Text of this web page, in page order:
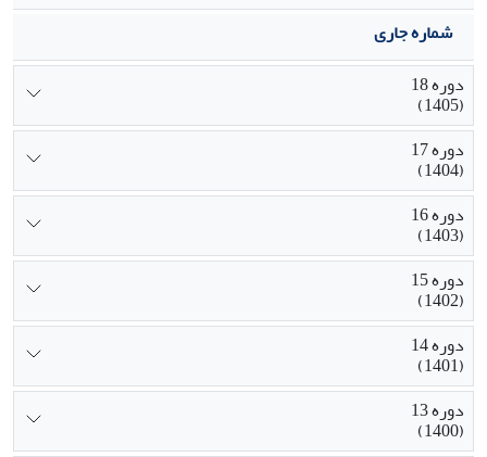
شماره جاری
دوره 18
(1405)
دوره 17
(1404)
دوره 16
(1403)
دوره 15
(1402)
دوره 14
(1401)
دوره 13
(1400)